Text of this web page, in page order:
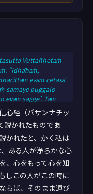
Vuttañhetaṁ
“Idhāhaṁ,
evaṁ cetasā
samaye puggalo
sagge’. Taṁ
evam’idhekacce
saggaṁ lokaṁ
Tatthetaṁ iti
心経（パサンナチッ
説かれたものであ
かれたと、かく私は
ある人が浄らかな心
、心をもって心を知
しこの人がこの時に
らば、そのまま運び